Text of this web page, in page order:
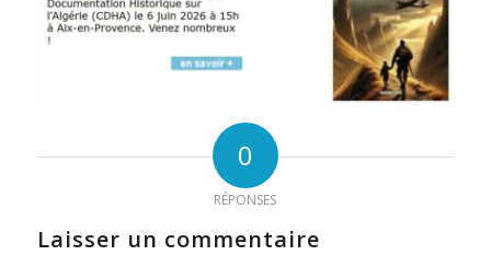
0
RÉPONSES
Laisser un commentaire